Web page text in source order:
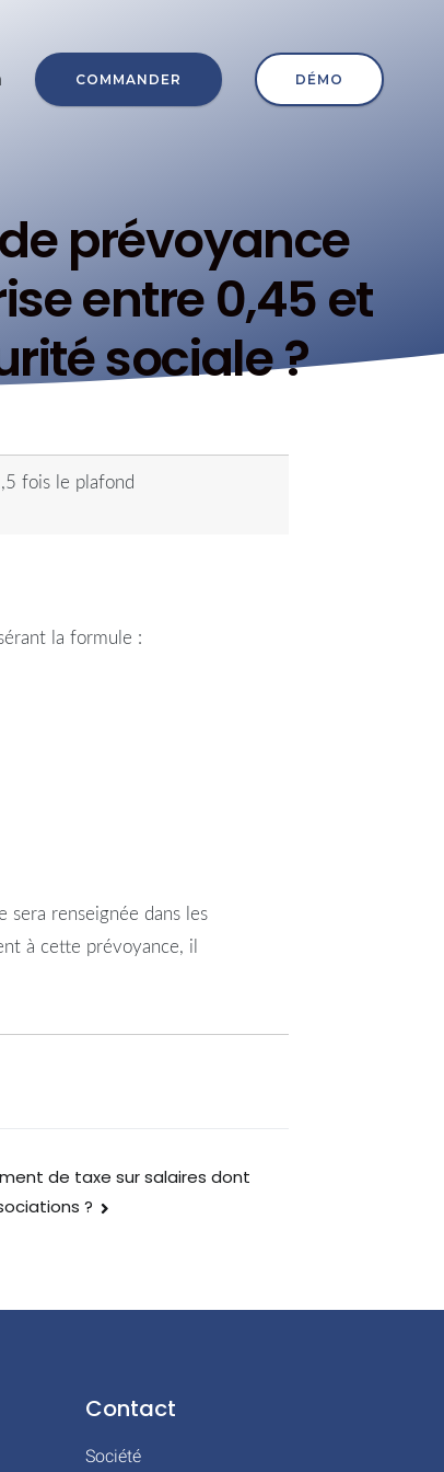
COMMANDER DÉMO
prévoyance
entre 0,45 et
sociale ?
fois le plafond
la formule :
sera renseignée dans les
à cette prévoyance, il
de taxe sur salaires dont
?
Contact
Société